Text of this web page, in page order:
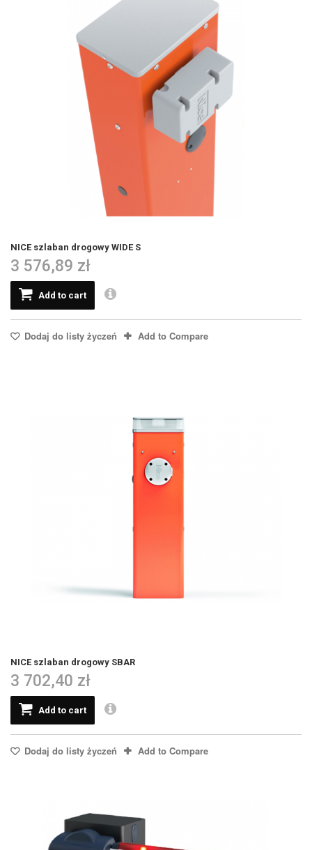
NICE szlaban drogowy WIDE S
3 576,89 zł
Add to cart
Dodaj do listy życzeń Add to Compare
NICE szlaban drogowy SBAR
3 702,40 zł
Add to cart
Dodaj do listy życzeń Add to Compare